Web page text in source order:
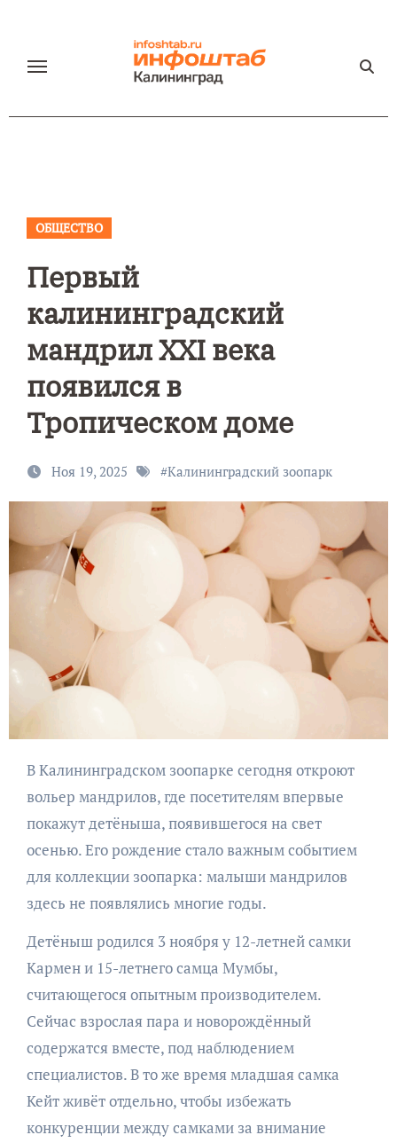
содержанию
ОБЩЕСТВО
Первый
калининградский
мандрил XXI века
появился в
Тропическом доме
Ноя 19, 2025 #Калининградский зоопарк
В Калининградском зоопарке сегодня откроют
вольер мандрилов, где посетителям впервые
покажут детёныша, появившегося на свет
осенью. Его рождение стало важным событием
для коллекции зоопарка: малыши мандрилов
здесь не появлялись многие годы.
Детёныш родился 3 ноября у 12-летней самки
Кармен и 15-летнего самца Мумбы,
считающегося опытным производителем.
Сейчас взрослая пара и новорождённый
содержатся вместе, под наблюдением
специалистов. В то же время младшая самка
Кейт живёт отдельно, чтобы избежать
конкуренции между самками за внимание